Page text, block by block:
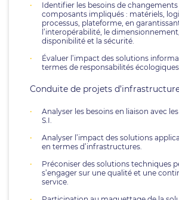
Identifier les besoins de changements
composants impliqués : matériels,
processus, plateforme, en
l’interopérabilité, le
disponibilité et la sécurité.
Évaluer l’impact des solutions
termes de responsabilités
Conduite de projets
Analyser les besoins en liaison avec
S.I.
Analyser l’impact des solutions
en termes d’infrastructures.
Préconiser des solutions techniques
s’engager sur une qualité et une
service.